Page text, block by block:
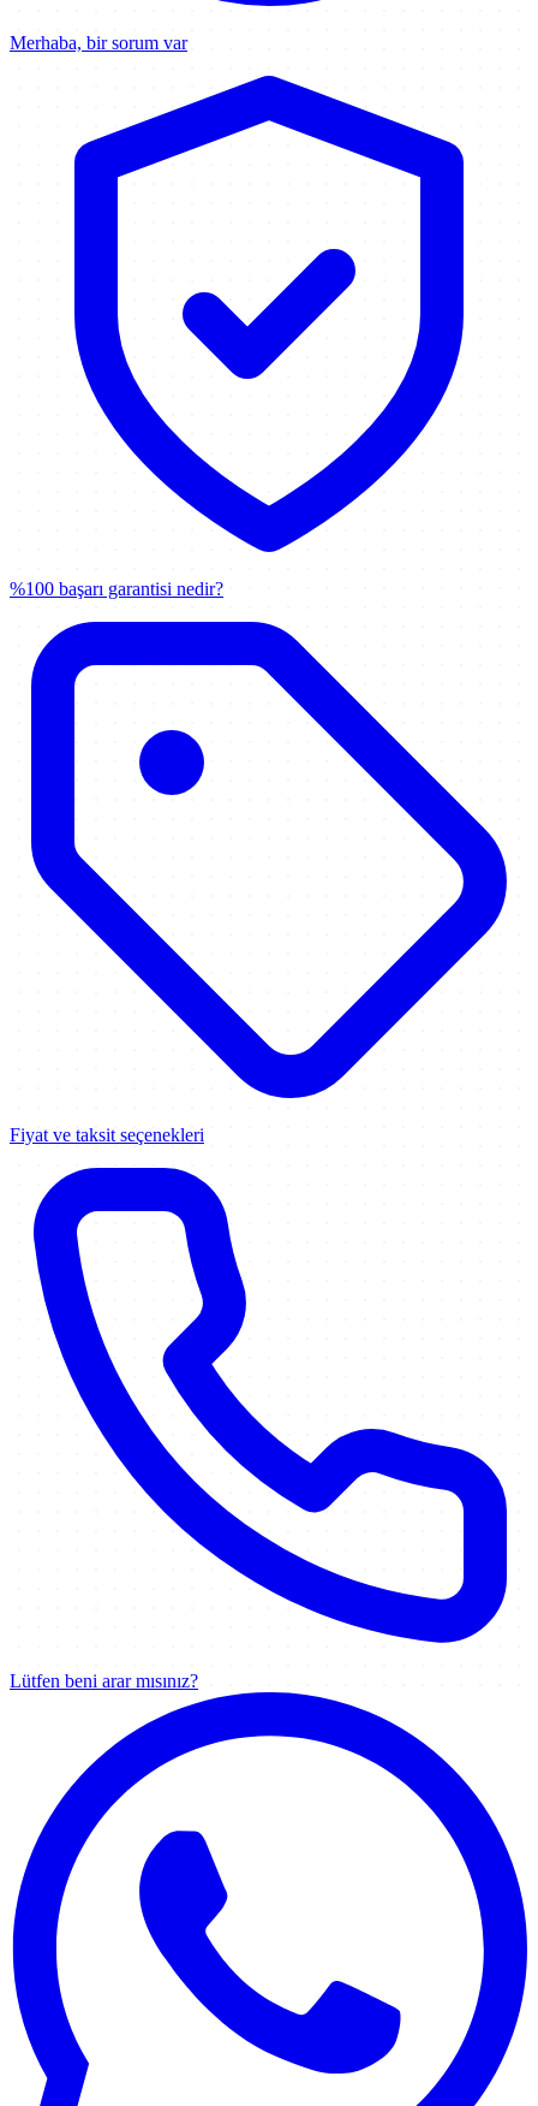
Merhaba, bir sorum var
%100 başarı garantisi nedir?
Fiyat ve taksit seçenekleri
Lütfen beni arar mısınız?